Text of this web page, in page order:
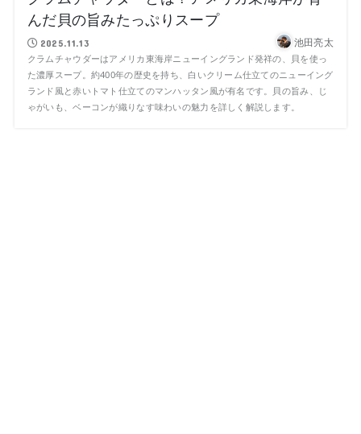
んだ貝の旨みたっぷりスープ
2025.11.13 池田亮太
クラムチャウダーはアメリカ東海岸ニューイングランド発祥の、貝を使っ
た濃厚スープ。約400年の歴史を持ち、白いクリーム仕立てのニューイング
ランド風と赤いトマト仕立てのマンハッタン風が有名です。貝の旨み、じ
ゃがいも、ベーコンが織りなす味わいの魅力を詳しく解説します。